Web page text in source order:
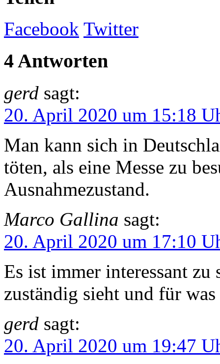
Facebook Twitter
4 Antworten
gerd sagt:
20. April 2020 um 15:18
Man kann sich in
töten, als eine Messe zu
Ausnahmezustand.
Marco Gallina sagt:
20. April 2020 um 17:10
Es ist immer interessant zu
zuständig sieht und für
gerd sagt:
20. April 2020 um 19:47